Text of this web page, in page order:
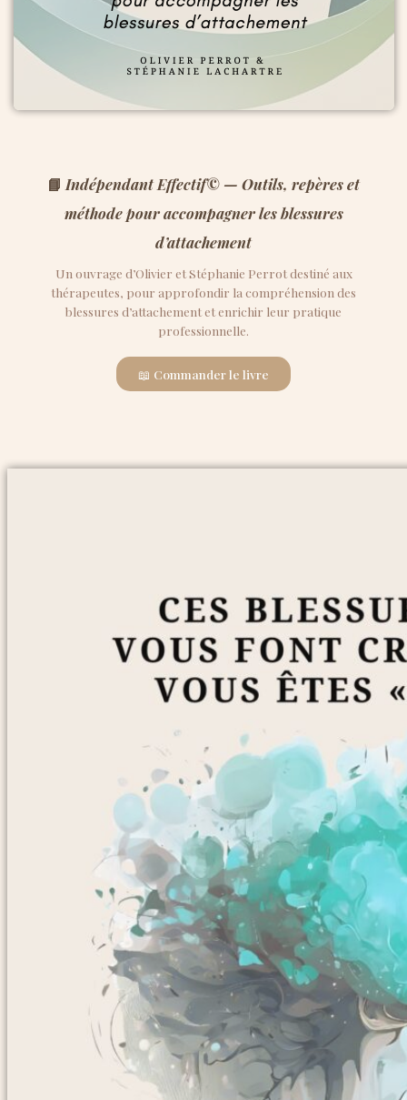
📘 Indépendant Effectif© — Outils, repères et
méthode pour accompagner les blessures
d’attachement
Un ouvrage d’Olivier et Stéphanie Perrot destiné aux
thérapeutes, pour approfondir la compréhension des
blessures d’attachement et enrichir leur pratique
professionnelle.
📖 Commander le livre